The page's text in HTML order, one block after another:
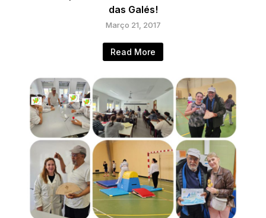
das Galés!
Março 21, 2017
Read More